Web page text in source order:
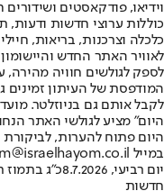
וידיאו, פודקאסטים
כוללות ערוצי חדשות ודעות,
לאוויר האתר החדש
לספק לגולשים חוויה מהירה,
המודפסת של העיתון זמינים
לקבל אותם גם בניוזלטר.
היום" מציע לגולשי האתר
היום פתוח להערות, לביקורת
במייל hayom@israelhayom.co.il.
יום רביעי, 8.7.2026
כ"ג בתמוז
חדשות